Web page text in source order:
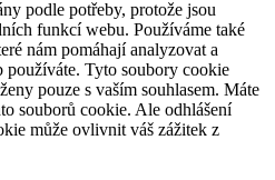
podle potřeby, protože jsou
funkcí webu. Používáme také
nám pomáhají analyzovat a
používáte. Tyto soubory cookie
pouze s vaším souhlasem. Máte
souborů cookie. Ale odhlášení
může ovlivnit váš zážitek z